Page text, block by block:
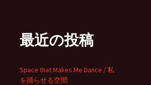
最近の投稿
Space that Makes Me Dance / 私
を踊らせる空間